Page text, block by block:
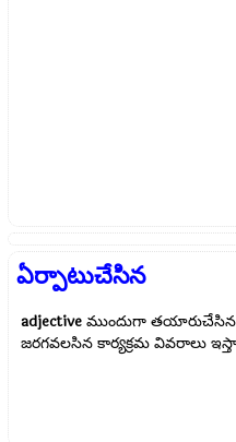
ఏర్పాటుచేసిన
adjective ముందుగా
జరగవలసిన కార్యక్రమ వివరాలు